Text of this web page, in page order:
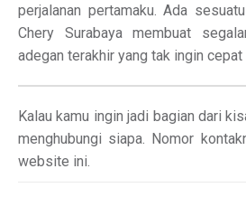
perjalanan pertamaku. Ada
Chery Surabaya membuat
adegan terakhir yang tak ingin
Kalau kamu ingin jadi bagian dari
menghubungi siapa. Nomor
website ini.